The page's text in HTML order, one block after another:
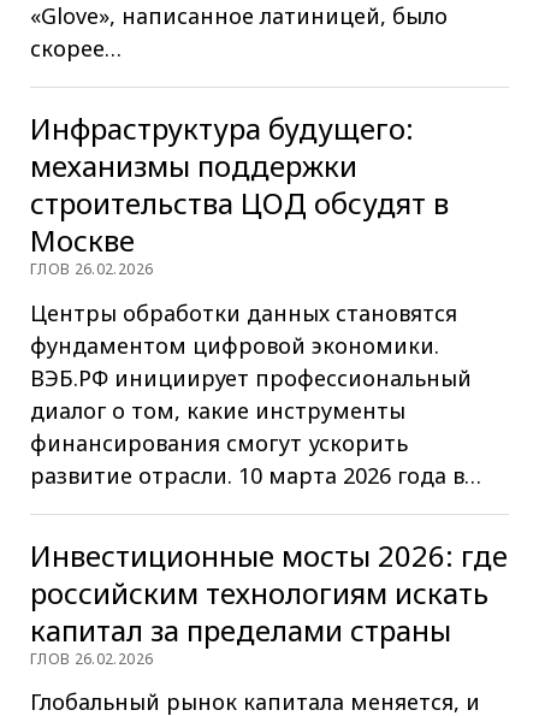
«Glove», написанное латиницей, было
скорее…
Инфраструктура будущего:
механизмы поддержки
строительства ЦОД обсудят в
Москве
ГЛОВ 26.02.2026
Центры обработки данных становятся
фундаментом цифровой экономики.
ВЭБ.РФ инициирует профессиональный
диалог о том, какие инструменты
финансирования смогут ускорить
развитие отрасли. 10 марта 2026 года в…
Инвестиционные мосты 2026: где
российским технологиям искать
капитал за пределами страны
ГЛОВ 26.02.2026
Глобальный рынок капитала меняется, и